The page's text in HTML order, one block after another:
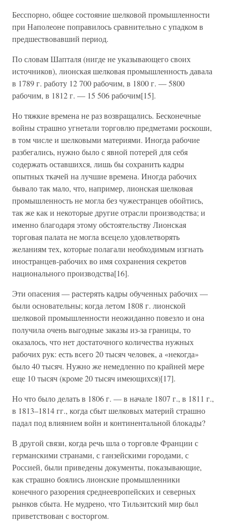
Бесспорно, общее состояние шелковой промышленности
при Наполеоне поправилось сравнительно с упадком в
предшествовавший период.
По словам Шапталя (нигде не указывающего своих
источников), лионская шелковая промышленность давала
в 1789 г. работу 12 700 рабочим, в 1800 г. — 5800
рабочим, в 1812 г. — 15 506 рабочим[15].
Но тяжкие времена не раз возвращались. Бесконечные
войны страшно угнетали торговлю предметами роскоши,
в том числе и шелковыми материями. Иногда рабочие
разбегались, нужно было с явной потерей для себя
содержать оставшихся, лишь бы сохранить кадры
опытных ткачей на лучшие времена. Иногда рабочих
бывало так мало, что, например, лионская шелковая
промышленность не могла без чужестранцев обойтись,
так же как и некоторые другие отрасли производства; и
именно благодаря этому обстоятельству Лионская
торговая палата не могла всецело удовлетворять
желаниям тех, которые полагали необходимым изгнать
иностранцев-рабочих во имя сохранения секретов
национального производства[16].
Эти опасения — растерять кадры обученных рабочих —
были основательны; когда летом 1808 г. лионской
шелковой промышленности неожиданно повезло и она
получила очень выгодные заказы из-за границы, то
оказалось, что нет достаточного количества нужных
рабочих рук: есть всего 20 тысяч человек, а «некогда»
было 40 тысяч. Нужно же немедленно по крайней мере
еще 10 тысяч (кроме 20 тысяч имеющихся)[17].
Но что было делать в 1806 г. — в начале 1807 г., в 1811 г.,
в 1813–1814 гг., когда сбыт шелковых материй страшно
падал под влиянием войн и континентальной блокады?
В другой связи, когда речь шла о торговле Франции с
германскими странами, с ганзейскими городами, с
Россией, были приведены документы, показывающие,
как страшно боялись лионские промышленники
конечного разорения среднеевропейских и северных
рынков сбыта. Не мудрено, что Тильзитский мир был
приветствован с восторгом.